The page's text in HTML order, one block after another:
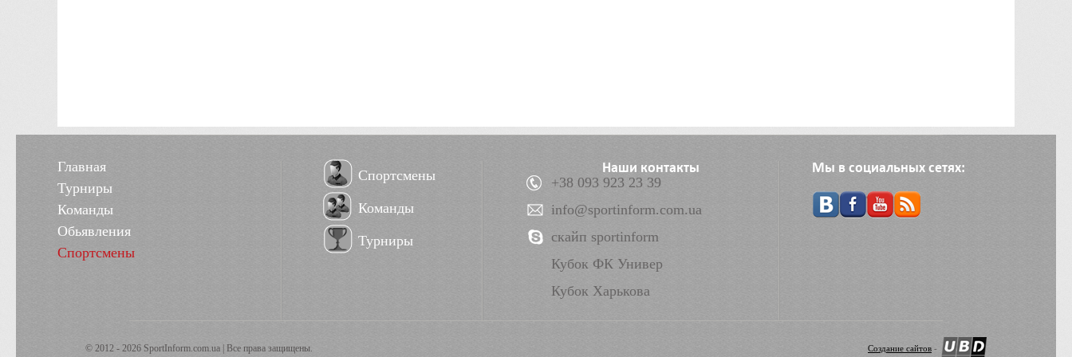
Главная
Турниры
Команды
Обьявления
Спортсмены
Спортсмены
Команды
Турниры
Наши контакты
+38 093 923 23 39
info@sportinform.com.ua
скайп sportinform
Кубок ФК Универ
Кубок Харькова
Мы в социальных сетях:
© 2012 - 2026 SportInform.com.ua | Все права защищены. Создание сайтов -